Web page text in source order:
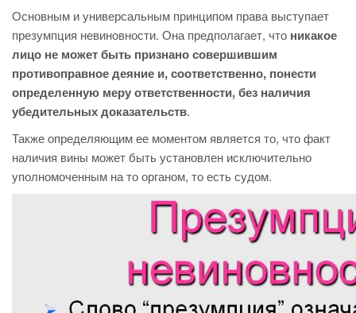
Основным и универсальным принципом права выступает
презумпция невиновности. Она предполагает, что никакое
лицо не может быть признано совершившим
противоправное деяние и, соответственно, понести
определенную меру ответственности, без наличия
убедительных доказательств.
Также определяющим ее моментом является то, что факт
наличия вины может быть установлен исключительно
уполномоченным на то органом, то есть судом.